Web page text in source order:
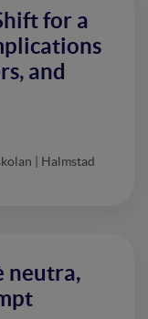
for a
and
| Halmstad
neutra,